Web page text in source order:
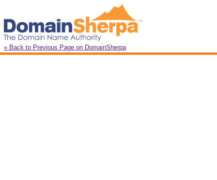
« Back to Previous Page on DomainSherpa